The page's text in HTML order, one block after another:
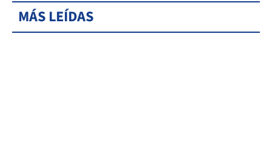
MÁS LEÍDAS